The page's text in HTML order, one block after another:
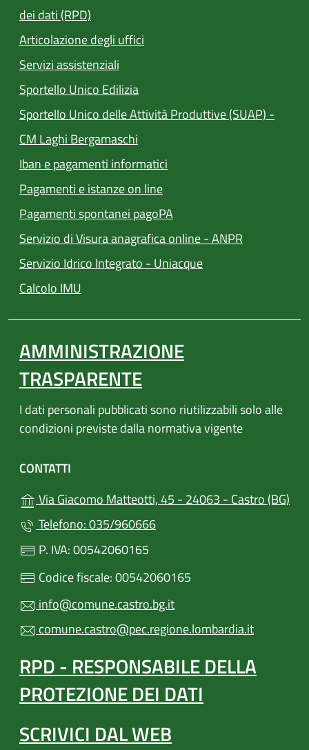
dei dati (RPD)
Articolazione degli uffici
Servizi assistenziali
Sportello Unico Edilizia
Sportello Unico delle Attività Produttive (SUAP) -
CM Laghi Bergamaschi
Iban e pagamenti informatici
Pagamenti e istanze on line(apre in un'altra scheda).
Pagamenti spontanei pagoPA
Servizio di Visura anagrafica online - ANPR
Servizio Idrico Integrato - Uniacque(apre in un'altra
Calcolo IMU
AMMINISTRAZIONE
TRASPARENTE
I dati personali pubblicati sono riutilizzabili solo alle
condizioni previste dalla normativa vigente
CONTATTI
Via Giacomo Matteotti, 45 - 24063 - Castro (BG)
Telefono: 035/960666
P. IVA: 00542060165
Codice fiscale: 00542060165
info@comune.castro.bg.it
comune.castro@pec.regione.lombardia.it
RPD - RESPONSABILE DELLA
PROTEZIONE DEI DATI
SCRIVICI DAL WEB